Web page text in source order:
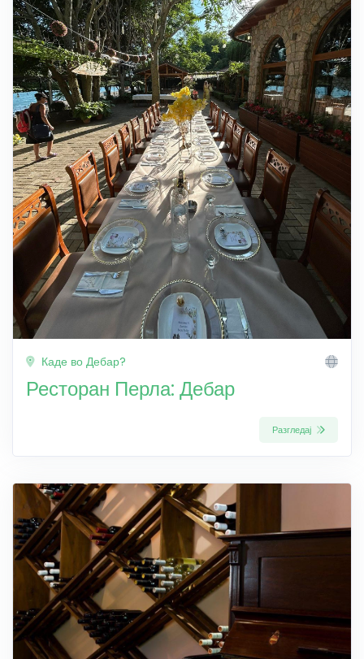
Каде во Дебар?
Ресторан Перла: Дебар
Разгледај